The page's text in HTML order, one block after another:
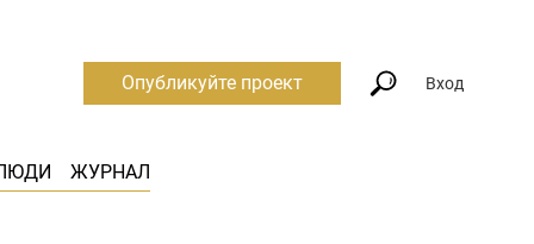
ЖУРНАЛ
Опубликуйте проект Вход